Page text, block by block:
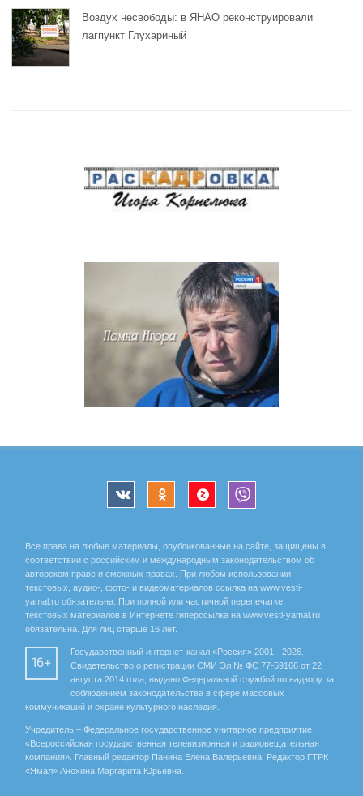
Воздух несвободы: в ЯНАО реконструировали
лагпункт Глухариный
Все права на любые материалы, опубликованные на сайте, защищены в
соответствии с российским и международным законодательством об
авторском праве и смежных правах. При любом использовании
текстовых, аудио-, фото- и видеоматериалов ссылка на www.vesti-
yamal.ru обязательна. При полной или частичной перепечатке
текстовых материалов в Интернете гиперссылка на www.vesti-yamal.ru
обязательна. Для лиц старше 16 лет.
16+
Государственный интернет-канал «Россия» 2001 - 2026.
Свидетельство о регистрации СМИ Эл № ФС 77-59166 от 22
августа 2014 года, выдано Федеральной службой по надзору за
соблюдением законодательства в сфере массовых
коммуникаций и охране культурного наследия.
Учредитель – Федеральное государственное унитарное предприятие
«Всероссийская государственная телевизионная и радиовещательная
компания». Главный редактор Панина Елена Валерьевна. Редактор ГТРК
«Ямал» Анохина Маргарита Юрьевна.